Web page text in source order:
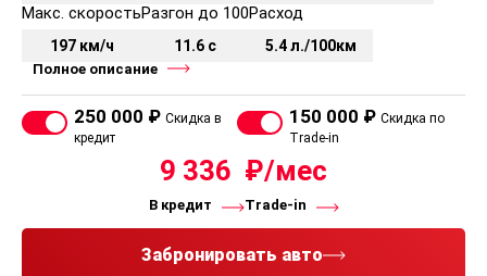
Макс. скорость
197 км/ч
Разгон до 100
11.6 с
Расход
5.4 л./100км
Полное описание
250 000 ₽ Скидка в
кредит
150 000 ₽ Скидка по
Trade-in
9 336
В кредит Trade-in
Забронировать авто